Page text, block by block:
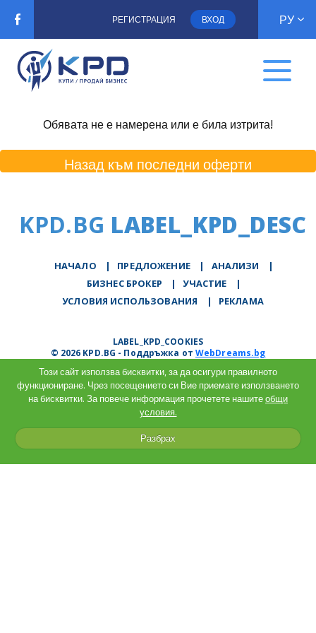
РЕГИСТРАЦИЯ ВХОД РУ
Обявата не е намерена или е била изтрита!
Назад към последни оферти
KPD.BG LABEL_KPD_DESC
НАЧАЛО | ПРЕДЛОЖЕНИЕ | АНАЛИЗИ
|
БИЗНЕС БРОКЕР
| УЧАСТИЕ
|
УСЛОВИЯ ИСПОЛЬЗОВАНИЯ
| РЕКЛАМА
LABEL_KPD_COOKIES
© 2026 KPD.BG - Поддръжка отWebDreams.bg
Този сайт използва бисквитки, за да осигури правилното
функциониране. Чрез посещението си Вие приемате използването
на бисквитки. За повече информация прочетете нашитеобщи
условия.
Разбрах